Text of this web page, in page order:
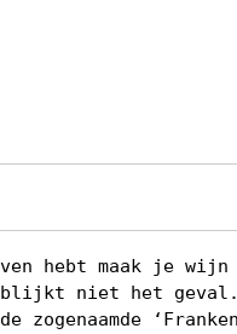
hebt maak je wijn
blijkt niet het geval.
zogenaamde